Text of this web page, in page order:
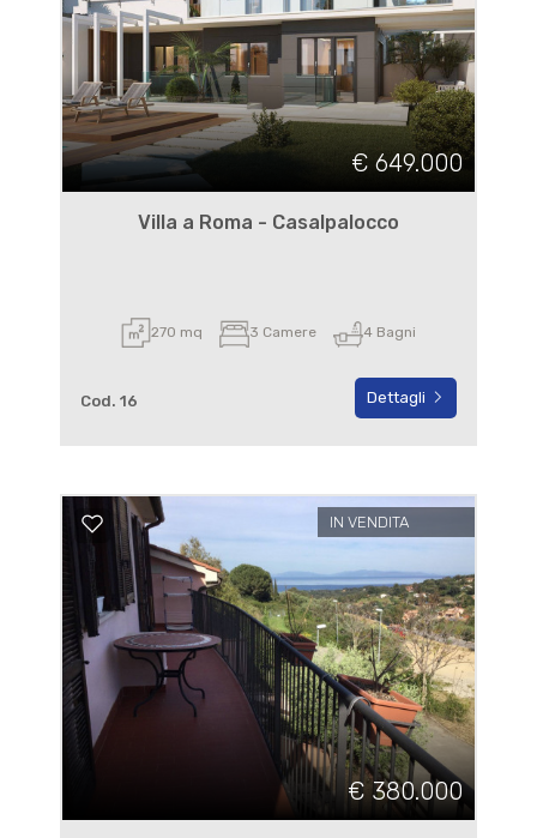
€ 649.000
Villa a Roma - Casalpalocco
270 mq 3 Camere 4 Bagni
Cod. 16 Dettagli
IN VENDITA
€ 380.000